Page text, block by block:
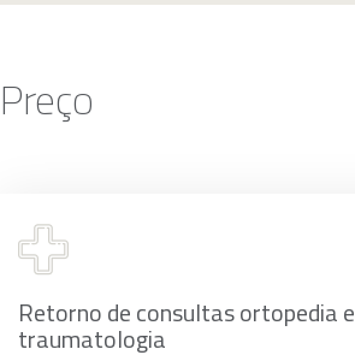
Preço
Retorno de consultas ortopedia e
traumatologia